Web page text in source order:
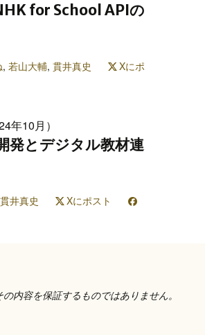
for School APIの
, 若山大輔, 貫井真史
Xにポ
年10月）
発とデジタル教材連
貫井真史
Xにポスト
内容を保証するものではありません。